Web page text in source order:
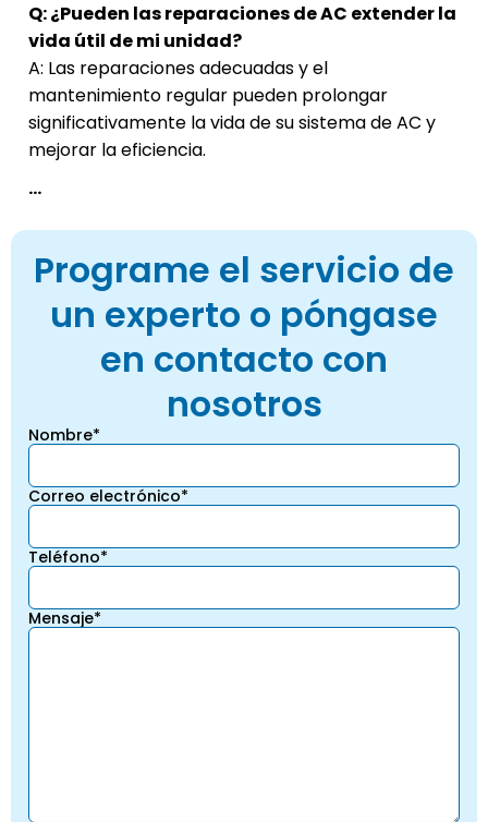
Q: ¿Pueden las reparaciones de AC extender la
vida útil de mi unidad?
A: Las reparaciones adecuadas y el
mantenimiento regular pueden prolongar
significativamente la vida de su sistema de AC y
mejorar la eficiencia.
...
Programe el servicio de
un experto o póngase
en contacto con
nosotros
Nombre*
Correo electrónico*
Teléfono*
Mensaje*